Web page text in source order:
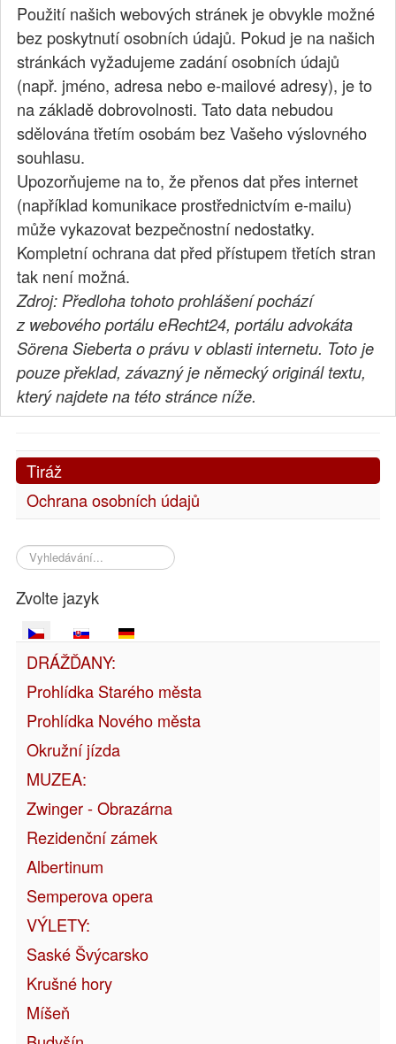
Použití našich webových stránek je obvykle možné
bez poskytnutí osobních údajů. Pokud je na našich
stránkách vyžadujeme zadání osobních údajů
(např. jméno, adresa nebo e-mailové adresy), je to
na základě dobrovolnosti. Tato data nebudou
sdělována třetím osobám bez Vašeho výslovného
souhlasu.
Upozorňujeme na to, že přenos dat přes internet
(například komunikace prostřednictvím e-mailu)
může vykazovat bezpečnostní nedostatky.
Kompletní ochrana dat před přístupem třetích stran
tak není možná.
Zdroj: Předloha tohoto prohlášení pochází
z webového portálu eRecht24, portálu advokáta
Sörena Sieberta o právu v oblasti internetu. Toto je
pouze překlad, závazný je německý originál textu,
který najdete na této stránce níže.
Tiráž
Ochrana osobních údajů
Vyhledávání...
Zvolte jazyk
DRÁŽĎANY:
Prohlídka Starého města
Prohlídka Nového města
Okružní jízda
MUZEA:
Zwinger - Obrazárna
Rezidenční zámek
Albertinum
Semperova opera
VÝLETY:
Saské Švýcarsko
Krušné hory
Míšeň